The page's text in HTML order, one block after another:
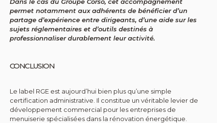
permet notamment aux adhérents de bénéficier d’un
partage d’expérience entre dirigeants, d’une aide sur les
sujets réglementaires et d’outils destinés à
professionnaliser durablement leur activité.
CONCLUSION
Le label RGE est aujourd’hui bien plus qu’une simple
certification administrative. Il constitue un véritable levier de
développement commercial pour les entreprises de
menuiserie spécialisées dans la rénovation énergétique.